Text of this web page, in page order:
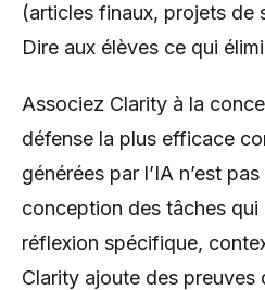
(articles finaux, projets de
Dire aux élèves ce qui
Associez Clarity à la
défense la plus efficace
générées par l’IA n’est
conception des tâches qui
réflexion spécifique,
Clarity ajoute des preuves